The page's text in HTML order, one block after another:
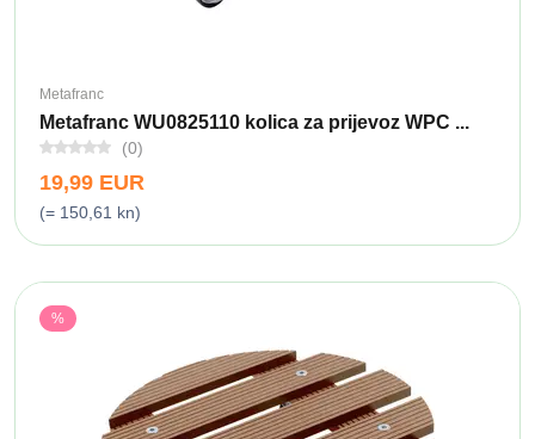
Metafranc
Metafranc WU0825110 kolica za prijevoz WPC ...
(0)
19,99 EUR
(= 150,61 kn)
%